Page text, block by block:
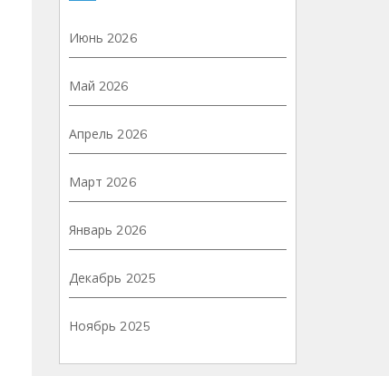
Июнь 2026
Май 2026
Апрель 2026
Март 2026
Январь 2026
Декабрь 2025
Ноябрь 2025